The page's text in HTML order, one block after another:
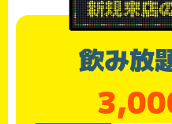
飲み放